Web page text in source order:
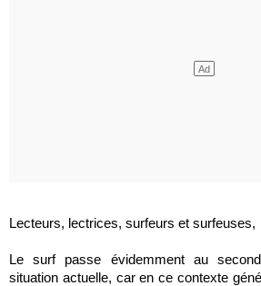
Lecteurs, lectrices, surfeurs et surfeuses,
Le surf passe évidemment au
situation actuelle, car en ce contexte